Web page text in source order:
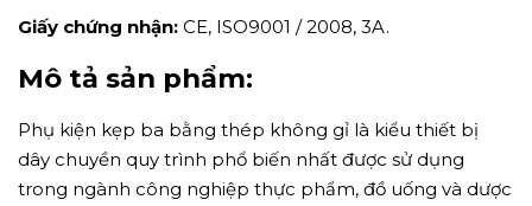
Giấy chứng nhận: CE, ISO9001 / 2008, 3A.
Mô tả sản phẩm:
Phụ kiện kẹp ba bằng thép không gỉ là kiểu thiết bị
dây chuyền quy trình phổ biến nhất được sử dụng
trong ngành công nghiệp thực phẩm, đồ uống và dược